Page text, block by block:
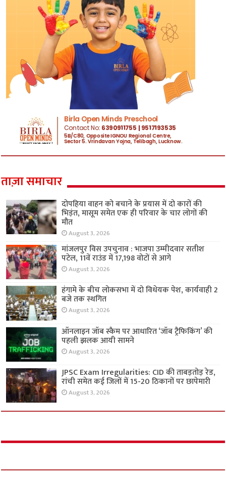
ताज़ा समाचार
दोपहिया वाहन को बचाने के प्रयास में दो कारों की
भिड़ंत, मासूम समेत एक ही परिवार के चार लोगों की
मौत
August 3, 2026
मांजलपुर विस उपचुनाव : भाजपा उम्मीदवार सतीश
पटेल, 11वें राउंड में 17,198 वोटों से आगे
August 3, 2026
हंगामे के बीच लोकसभा में दो विधेयक पेश, कार्यवाही 2
बजे तक स्थगित
August 3, 2026
ऑनलाइन जॉब स्कैम पर आधारित ‘जॉब ट्रैफिकिंग’ की
पहली झलक आयी सामने
August 3, 2026
JPSC Exam Irregularities: CID की ताबड़तोड़ रेड,
रांची समेत कई जिलों में 15-20 ठिकानों पर छापेमारी
August 3, 2026